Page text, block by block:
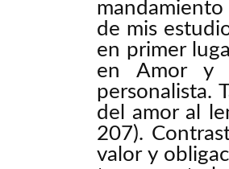
de mis
en primer
en Amor y
personalista.
del amor al
207).
valor y